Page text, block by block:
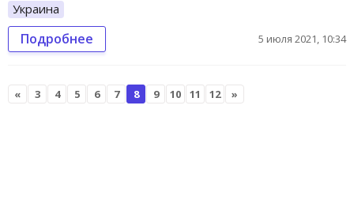
Украина
Подробнее 5 июля 2021, 10:34
« 3 4 5 6 7 8 9 10 11 12 »